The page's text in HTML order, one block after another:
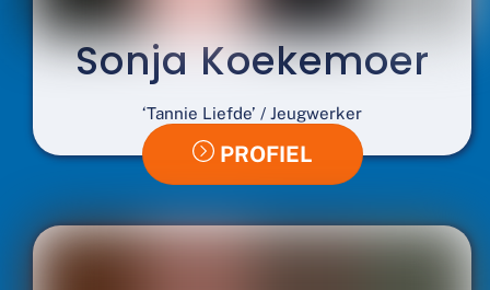
Sonja Koekemoer
‘Tannie Liefde’ / Jeugwerker
PROFIEL